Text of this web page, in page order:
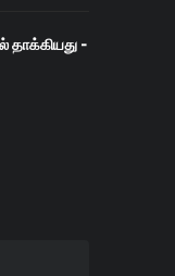
தாக்கியது -